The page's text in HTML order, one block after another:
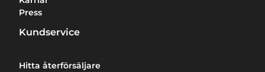
Press
Kundservice
Hitta återförsäljare